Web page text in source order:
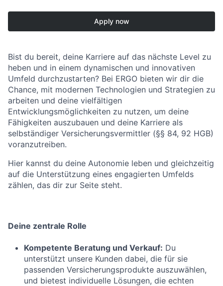
Apply now
Bist du bereit, deine Karriere auf das nächste Level zu
heben und in einem dynamischen und innovativen
Umfeld durchzustarten? Bei ERGO bieten wir dir die
Chance, mit modernen Technologien und Strategien zu
arbeiten und deine vielfältigen
Entwicklungsmöglichkeiten zu nutzen, um deine
Fähigkeiten auszubauen und deine Karriere als
selbständiger Versicherungsvermittler (§§ 84, 92 HGB)
voranzutreiben.
Hier kannst du deine Autonomie leben und gleichzeitig
auf die Unterstützung eines engagierten Umfelds
zählen, das dir zur Seite steht.
Deine zentrale Rolle
Kompetente Beratung und Verkauf: Du
unterstützt unsere Kunden dabei, die für sie
passenden Versicherungsprodukte auszuwählen,
und bietest individuelle Lösungen, die echten